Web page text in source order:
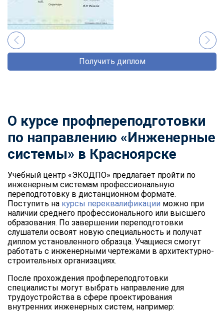
Получить диплом
О курсе профпереподготовки
по направлению «Инженерные
системы» в Красноярске
Учебный центр «ЭКОДПО» предлагает пройти по
инженерным системам профессиональную
переподготовку в дистанционном формате.
Поступить на курсы переквалификации можно при
наличии среднего профессионального или высшего
образования. По завершении переподготовки
слушатели освоят новую специальность и получат
диплом установленного образца. Учащиеся смогут
работать с инженерными чертежами в архитектурно-
строительных организациях.
После прохождения профпереподготовки
специалисты могут выбрать направление для
трудоустройства в сфере проектирования
внутренних инженерных систем, например: